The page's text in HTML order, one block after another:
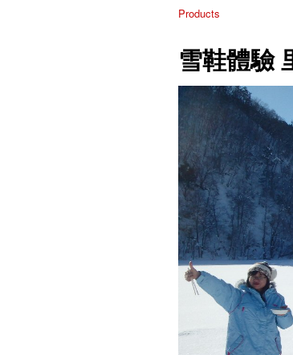
Products
雪鞋體驗